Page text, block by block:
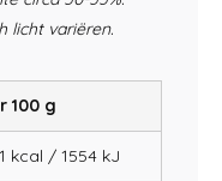
licht variëren.
100 g
kcal / 1554 kJ